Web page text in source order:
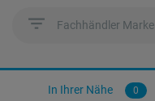
Fachhändler Marke
In Ihrer Nähe 0